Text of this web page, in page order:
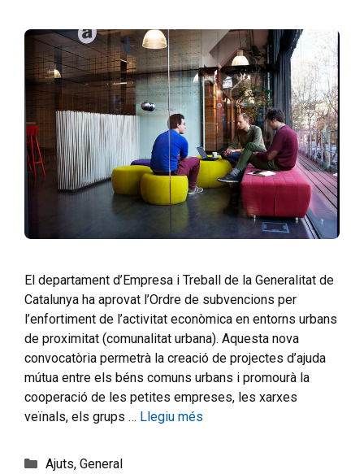
El departament d’Empresa i Treball de la Generalitat de
Catalunya ha aprovat l’Ordre de subvencions per
l’enfortiment de l’activitat econòmica en entorns urbans
de proximitat (comunalitat urbana). Aquesta nova
convocatòria permetrà la creació de projectes d’ajuda
mútua entre els béns comuns urbans i promourà la
cooperació de les petites empreses, les xarxes
veïnals, els grups … Llegiu més
Ajuts, General